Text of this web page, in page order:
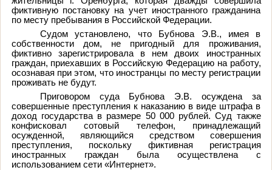
фиктивную постановку на учет иностранного гражданина
по месту пребывания в Российской Федерации.
Судом установлено, что Бубнова Э.В., имея в
собственности дом, не пригодный для проживания,
фиктивно зарегистрировала в нем двоих иностранных
граждан, приехавших в Российскую Федерацию на работу,
осознавая при этом, что иностранцы по месту регистрации
проживать не будут.
Приговором суда Бубнова Э.В. осуждена за
совершенные преступления к наказанию в виде штрафа в
доход государства в размере 50 000 рублей. Суд также
конфисковал сотовый телефон, принадлежащий
осужденной, являющийся средством совершения
преступления, поскольку фиктивная регистрация
иностранных граждан была осуществлена с
использованием сети «Интернет».